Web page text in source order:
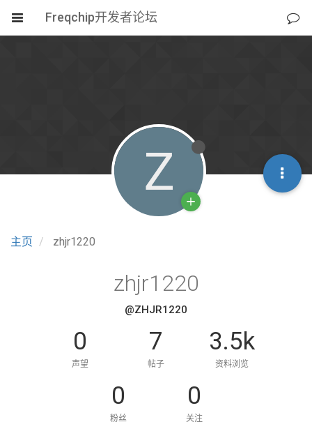
Freqchip开发者论坛
主页 zhjr1220
Z
zhjr1220
@ZHJR1220
0
声望
7
帖子
3.5k
资料浏览
0
粉丝
0
关注